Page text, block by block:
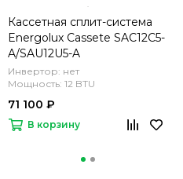
Кассетная сплит-система
Energolux Cassete SAC12С5-
A/SAU12U5-A
Инвертор: нет
Мощность: 12 BTU
71 100 ₽
В корзину